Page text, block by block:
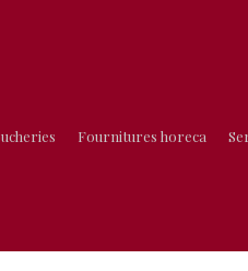
Fournitures horeca